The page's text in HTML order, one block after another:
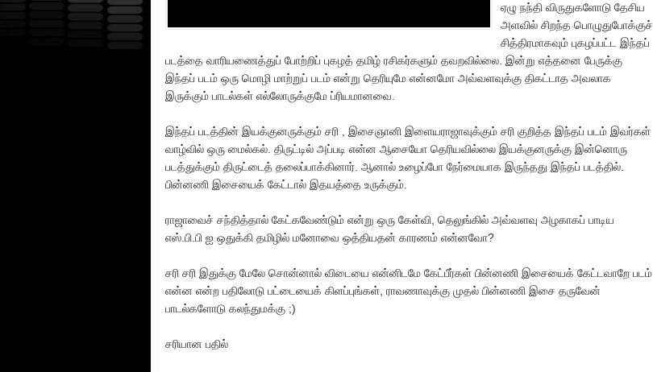
ஏழு நந்தி விருதுகளோடு தேசிய
அளவில் சிறந்த பொழுதுபோக்குச்
சித்திரமாகவும் புகழப்பட்ட இந்தப்
படத்தை வாரியணைத்துப் போற்றிப் புகழத் தமிழ் ரசிகர்களும் தவறவில்லை. இன்று எத்தனை பேருக்கு
இந்தப் படம் ஒரு மொழி மாற்றுப் படம் என்று தெரியுமே என்னமோ அவ்வளவுக்கு திகட்டாத அவலாக
இருக்கும் பாடல்கள் எல்லோருக்குமே ப்ரியமானவை.
இந்தப் படத்தின் இயக்குனருக்கும் சரி , இசைஞானி இளையராஜாவுக்கும் சரி குறித்த இந்தப் படம் இவர்கள்
வாழ்வில் ஒரு மைல்கல். திருட்டில் அப்படி என்ன ஆசையோ தெரியவில்லை இயக்குனருக்கு இன்னொரு
படத்துக்கும் திருட்டைத் தலைப்பாக்கினார். ஆனால் உழைப்போ நேர்மையாக இருந்தது இந்தப் படத்தில்.
பின்னணி இசையைக் கேட்டால் இதயத்தை உருக்கும்.
ராஜாவைச் சந்தித்தால் கேட்கவேண்டும் என்று ஒரு கேள்வி, தெலுங்கில் அவ்வளவு அழகாகப் பாடிய
எஸ்.பி.பி ஐ ஒதுக்கி தமிழில் மனோவை ஒத்தியதன் காரணம் என்னவோ?
சரி சரி இதுக்கு மேலே சொன்னால் விடையை என்னிடமே கேட்பீர்கள் பின்னணி இசையைக் கேட்டவாறே படம்
என்ன என்ற பதிலோடு பட்டையைக் கிளப்புங்கள், ராவணாவுக்கு முதல் பின்னணி இசை தருவேன்
பாடல்களோடு கலந்துமக்கு ;)
சரியான பதில்